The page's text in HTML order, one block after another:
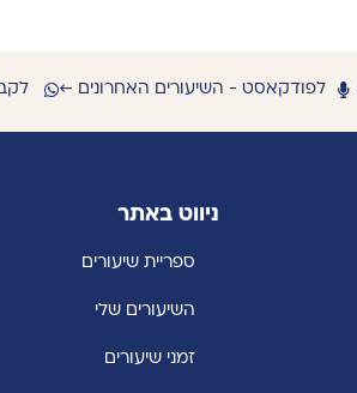
לפודקאסט - השיעורים האחרונים ←
ניווט באתר
ספריית שיעורים
השיעורים שלי
זמני שיעורים